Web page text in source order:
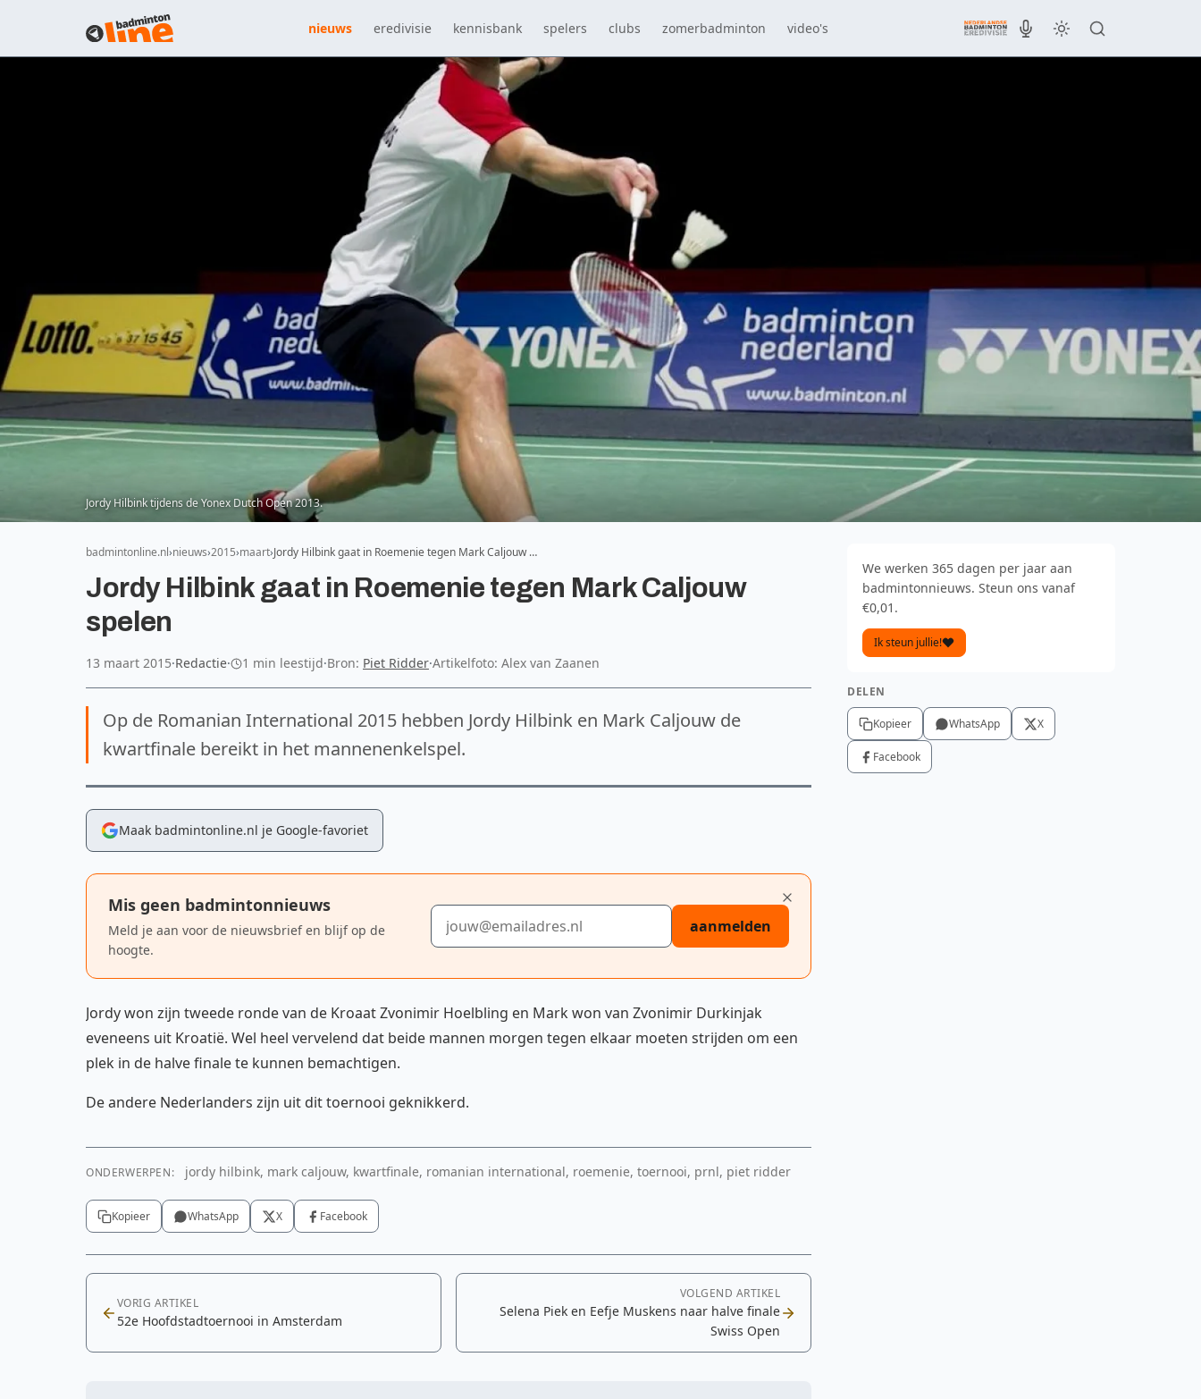
nieuws eredivisie kennisbank spelers clubs zomerbadminton video's
Jordy Hilbink tijdens de Yonex Dutch Open 2013.
badmintonline.nl nieuws 2015 maart Jordy Hilbink gaat in Roemenie tegen Mark Caljouw …
Jordy Hilbink gaat in Roemenie tegen Mark Caljouw
spelen
13 maart 2015·Redactie· 1 min leestijd·Bron: Piet Ridder·Artikelfoto: Alex van Zaanen
Op de Romanian International 2015 hebben Jordy Hilbink en Mark Caljouw de
kwartfinale bereikt in het mannenenkelspel.
Maak badmintonline.nl je Google-favoriet
Mis geen badmintonnieuws
Meld je aan voor de nieuwsbrief en blijf op de
hoogte.
E-mailadres
aanmelden
Jordy won zijn tweede ronde van de Kroaat Zvonimir Hoelbling en Mark won van Zvonimir Durkinjak
eveneens uit Kroatië. Wel heel vervelend dat beide mannen morgen tegen elkaar moeten strijden om een
plek in de halve finale te kunnen bemachtigen.
De andere Nederlanders zijn uit dit toernooi geknikkerd.
ONDERWERPEN: jordy hilbink, mark caljouw, kwartfinale, romanian international, roemenie, toernooi, prnl, piet ridder
Kopieer WhatsApp X Facebook
VORIG ARTIKEL
52e Hoofdstadtoernooi in Amsterdam
VOLGEND ARTIKEL
Selena Piek en Eefje Muskens naar halve finale
Swiss Open
We werken 365 dagen per jaar aan
badmintonnieuws. Steun ons vanaf
€0,01.
Ik steun jullie!
DELEN
Kopieer WhatsApp X
Facebook